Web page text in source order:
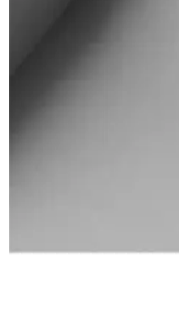
iPhone 13 için en
ve şık kılıf
Bu makalede, iPhone
ve Go Aksesuar kalp
ihtiyaçlarınıza daha
Fibaks Samsung
Fibaks Galaxy Tab A8